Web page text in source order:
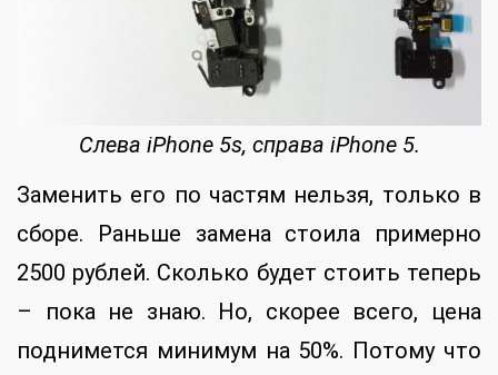
Слева iPhone 5s, справа iPhone 5.
Заменить его по частям нельзя, только в
сборе. Раньше замена стоила примерно
2500 рублей. Сколько будет стоить теперь
– пока не знаю. Но, скорее всего, цена
поднимется минимум на 50%. Потому что